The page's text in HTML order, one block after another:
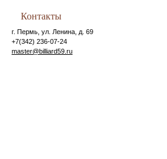
Контакты
г. Пермь, ул. Ленина, д. 69
+7(342) 236-07-24
master@billiard59.ru